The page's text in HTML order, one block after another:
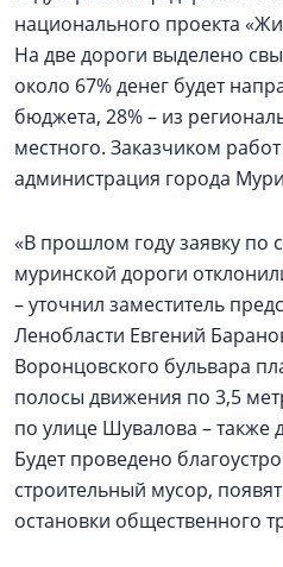
национального проекта
На две дороги выделено
около 67% денег будет
бюджета, 28% – из
местного. Заказчиком
администрация города
«В прошлом году заявку по
муринской дороги
– уточнил заместитель
Ленобласти Евгений
Воронцовского бульвара
полосы движения по 3,5
по улице Шувалова – также
Будет проведено
строительный мусор,
остановки общественного